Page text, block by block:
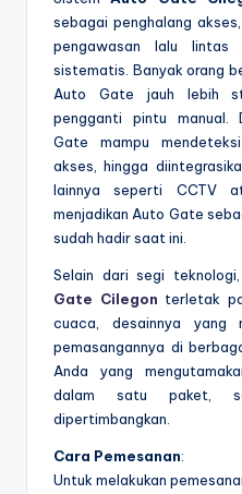
sebagai penghalang
pengawasan lalu
sistematis. Banyak orang
Auto Gate jauh lebih
pengganti pintu manual.
Gate mampu
akses, hingga
lainnya seperti CCTV
menjadikan Auto Gate
sudah hadir saat ini.
Selain dari segi
Gate Cilegon terletak
cuaca, desainnya yang
pemasangannya di
Anda yang
dalam satu paket,
dipertimbangkan.
Cara Pemesanan:
Untuk melakukan